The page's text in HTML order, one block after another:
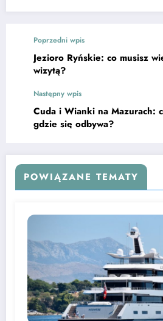
Poprzedni wpis
Jezioro Ryńskie: co musisz
wizytą?
Następny wpis
Cuda i Wianki na Mazurach:
gdzie się odbywa?
POWIĄZANE TEMATY